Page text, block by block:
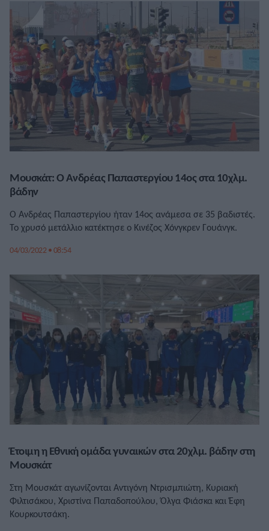
Μουσκάτ: Ο Ανδρέας Παπαστεργίου 14ος στα 10χλμ.
βάδην
Ο Ανδρέας Παπαστεργίου ήταν 14ος ανάμεσα σε 35 βαδιστές.
Το χρυσό μετάλλιο κατέκτησε ο Κινέζος Χόνγκρεν Γουάνγκ.
04/03/2022 • 08:54
Έτοιμη η Εθνική ομάδα γυναικών στα 20χλμ. βάδην στη
Μουσκάτ
Στη Μουσκάτ αγωνίζονται Αντιγόνη Ντρισμπιώτη, Κυριακή
Φιλτισάκου, Χριστίνα Παπαδοπούλου, Όλγα Φιάσκα και Έφη
Κουρκουτσάκη.